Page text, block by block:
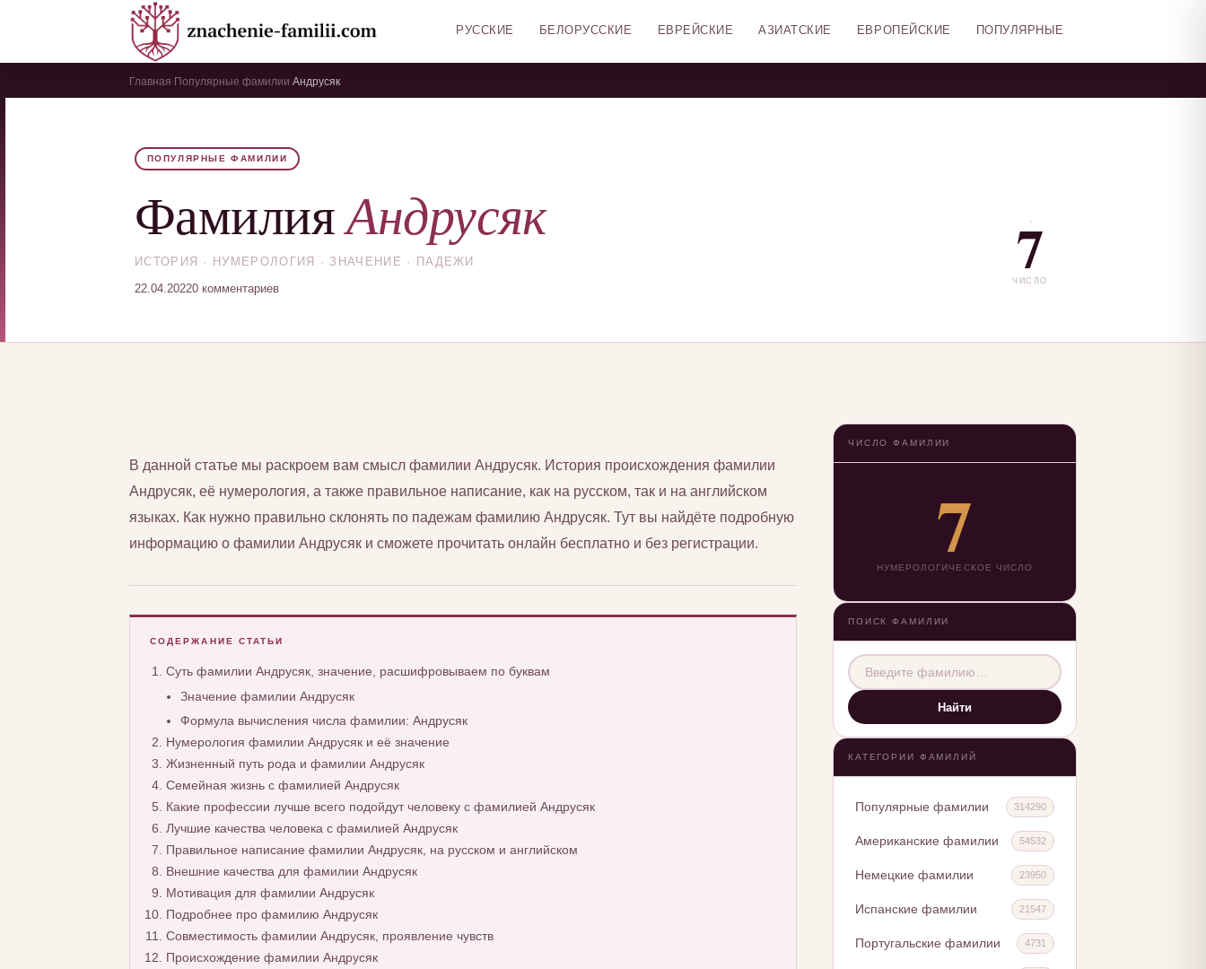
РУССКИЕ БЕЛОРУССКИЕ ЕВРЕЙСКИЕ АЗИАТСКИЕ ЕВРОПЕЙСКИЕ ПОПУЛЯРНЫЕ
Главная Популярные фамилии Андрусяк
ПОПУЛЯРНЫЕ ФАМИЛИИ
ФамилияАндрусяк
ИСТОРИЯ · НУМЕРОЛОГИЯ · ЗНАЧЕНИЕ · ПАДЕЖИ
22.04.20220 комментариев
7
ЧИСЛО
В данной статье мы раскроем вам смысл фамилии Андрусяк. История происхождения фамилии
Андрусяк, её нумерология, а также правильное написание, как на русском, так и на английском
языках. Как нужно правильно склонять по падежам фамилию Андрусяк. Тут вы найдёте подробную
информацию о фамилии Андрусяк и сможете прочитать онлайн бесплатно и без регистрации.
СОДЕРЖАНИЕ СТАТЬИ
Суть фамилии Андрусяк, значение, расшифровываем по буквам
Значение фамилии Андрусяк
Формула вычисления числа фамилии: Андрусяк
Нумерология фамилии Андрусяк и её значение
Жизненный путь рода и фамилии Андрусяк
Семейная жизнь с фамилией Андрусяк
Какие профессии лучше всего подойдут человеку с фамилией Андрусяк
Лучшие качества человека с фамилией Андрусяк
Правильное написание фамилии Андрусяк, на русском и английском
Внешние качества для фамилии Андрусяк
Мотивация для фамилии Андрусяк
Подробнее про фамилию Андрусяк
Совместимость фамилии Андрусяк, проявление чувств
Происхождение фамилии Андрусяк
ЧИСЛО ФАМИЛИИ
7
НУМЕРОЛОГИЧЕСКОЕ ЧИСЛО
ПОИСК ФАМИЛИИ
Найти
КАТЕГОРИИ ФАМИЛИЙ
Популярные фамилии 314290
Американские фамилии 54532
Немецкие фамилии 23950
Испанские фамилии 21547
Португальские фамилии 4731